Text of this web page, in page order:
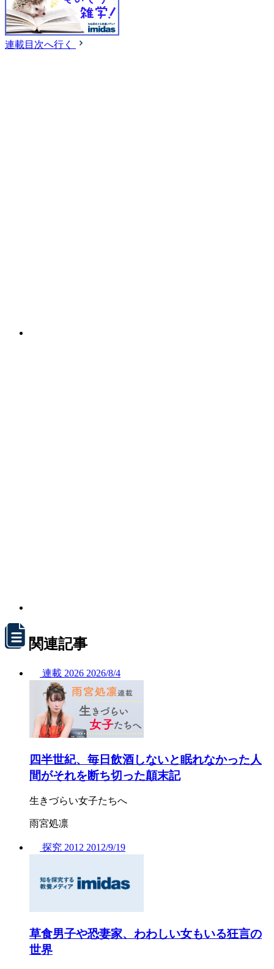
連載目次へ行く
関連記事
連載 2026 2026/8/4
四半世紀、毎日飲酒しないと眠れなかった人
間がそれを断ち切った顛末記
生きづらい女子たちへ
雨宮処凛
探究 2012 2012/9/19
草食男子や恐妻家、わわしい女もいる狂言の
世界